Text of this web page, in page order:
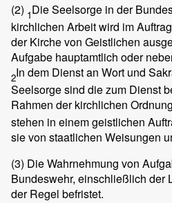
(2) 1Die Seelsorge in der
kirchlichen Arbeit wird im
der Kirche von Geistlichen
Aufgabe hauptamtlich oder
2In dem Dienst an Wort und
Seelsorge sind die zum Dienst
Rahmen der kirchlichen
stehen in einem geistlichen
sie von staatlichen Weisungen
(3) Die Wahrnehmung von
Bundeswehr, einschließlich der
der Regel befristet.